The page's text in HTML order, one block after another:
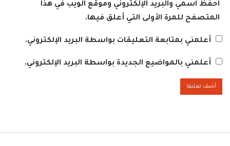
احفظ اسمي والبريد الإلكتروني وموقع الويب في هذا
المتصفح للمرة الأولى التي أعلق فيها.
أعلمني بمتابعة التعليقات بواسطة البريد الإلكتروني.
أعلمني بالمواضيع الجديدة بواسطة البريد الإلكتروني.